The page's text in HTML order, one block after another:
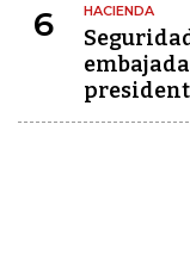
6 HACIENDA